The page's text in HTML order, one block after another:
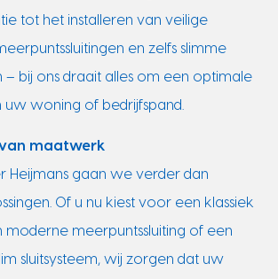
tot het installeren van veilige
en zelfs slimme
– bij ons draait alles om een optimale
uw woning of bedrijfspand.
van maatwerk
Heijmans gaan we verder dan
Of u nu kiest voor een klassiek
moderne meerpuntssluiting of een
sluitsysteem, wij zorgen dat uw